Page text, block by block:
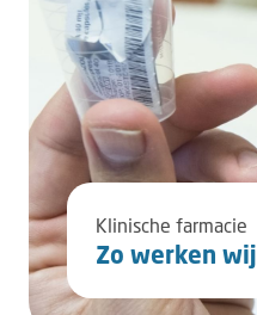
Klinische farmacie
Zo werken wij